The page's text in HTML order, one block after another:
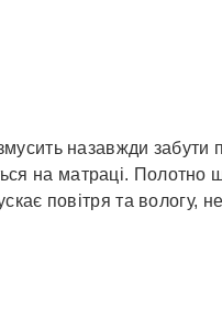
назавжди
на матраці. Полотно
повітря та